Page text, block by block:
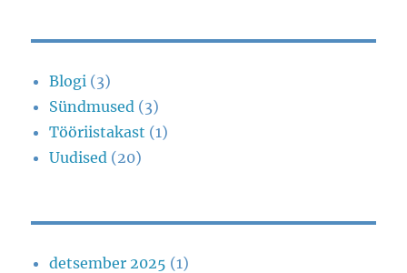
Blogi (3)
Sündmused (3)
Tööriistakast (1)
Uudised (20)
detsember 2025 (1)